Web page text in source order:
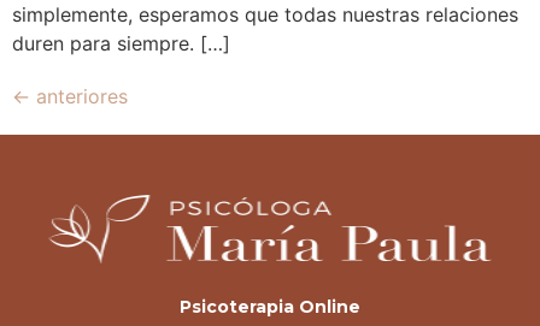
simplemente, esperamos que todas nuestras relaciones
duren para siempre. […]
← anteriores
Psicoterapia Online